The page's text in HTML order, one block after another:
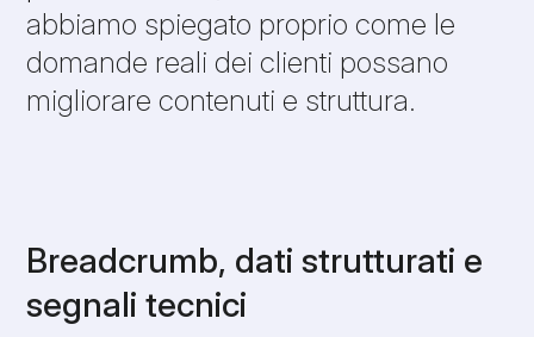
abbiamo spiegato proprio come le
domande reali dei clienti possano
migliorare contenuti e struttura.
Breadcrumb, dati strutturati e
segnali tecnici